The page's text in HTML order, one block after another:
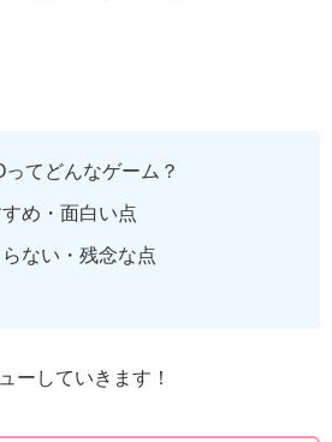
てどんなゲーム？
め・面白い点
ない・残念な点
ーしていきます！